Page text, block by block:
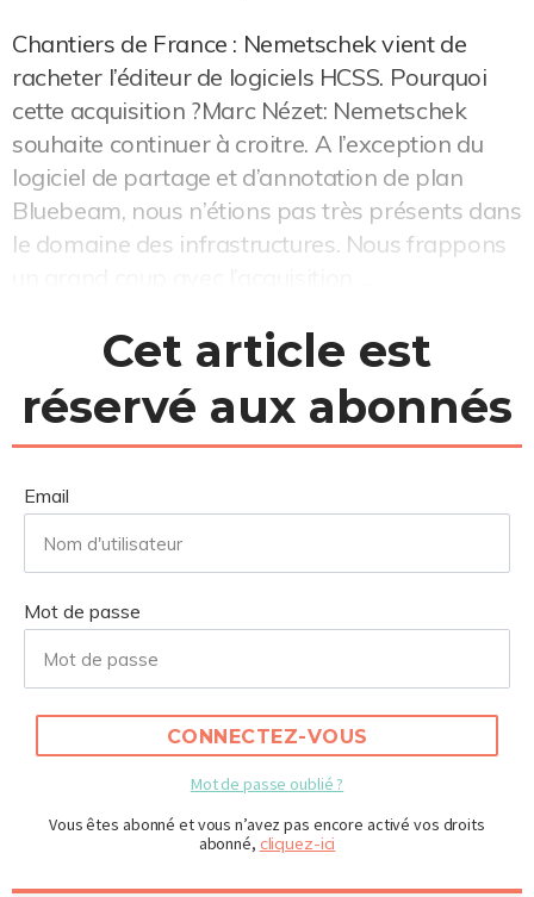
Chantiers de France : Nemetschek vient de
racheter l’éditeur de logiciels HCSS. Pourquoi
cette acquisition ?Marc Nézet: Nemetschek
souhaite continuer à croitre. A l’exception du
logiciel de partage et d’annotation de plan
Bluebeam, nous n’étions pas très présents dans
le domaine des infrastructures. Nous frappons
Cet article est
réservé aux abonnés
Email
Mot de passe
CONNECTEZ-VOUS
Mot de passe oublié ?
Vous êtes abonné et vous n’avez pas encore activé vos droits
abonné, cliquez-ici